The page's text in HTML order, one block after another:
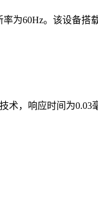
为60Hz。该设备
术，响应时间为